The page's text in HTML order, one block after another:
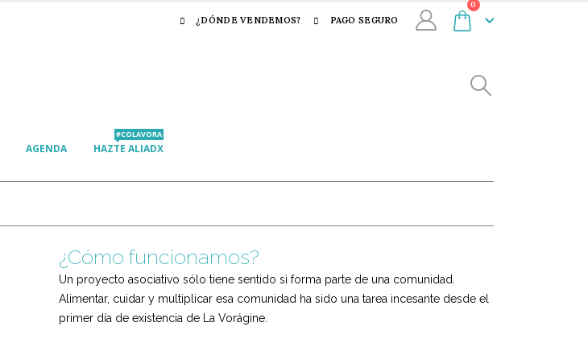
¿DÓNDE VENDEMOS? PAGO SEGURO
0
AGENDA HAZTE ALIADX
#COLAVORA
¿Cómo funcionamos?
Un proyecto asociativo sólo tiene sentido si forma parte de una comunidad.
Alimentar, cuidar y multiplicar esa comunidad ha sido una tarea incesante desde el
primer día de existencia de La Vorágine.